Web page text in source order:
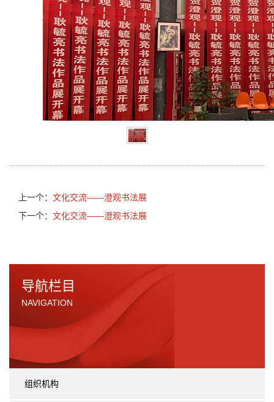
上一个： 文化交流——澄观书法展
下一个： 文化交流——澄观书法展
导航栏目
NAVIGATION
组织机构